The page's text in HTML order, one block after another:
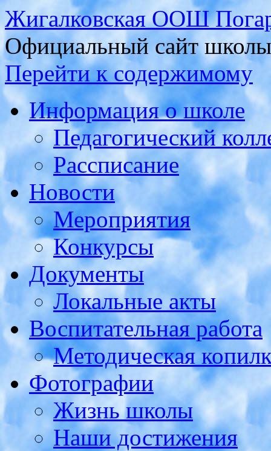
Жигалковская ООШ
Официальный сайт школы
Перейти к содержимому
Информация о школе
Педагогический
Рассписание
Новости
Мероприятия
Конкурсы
Документы
Локальные акты
Воспитательная работа
Методическая
Фотографии
Жизнь школы
Наши достижения